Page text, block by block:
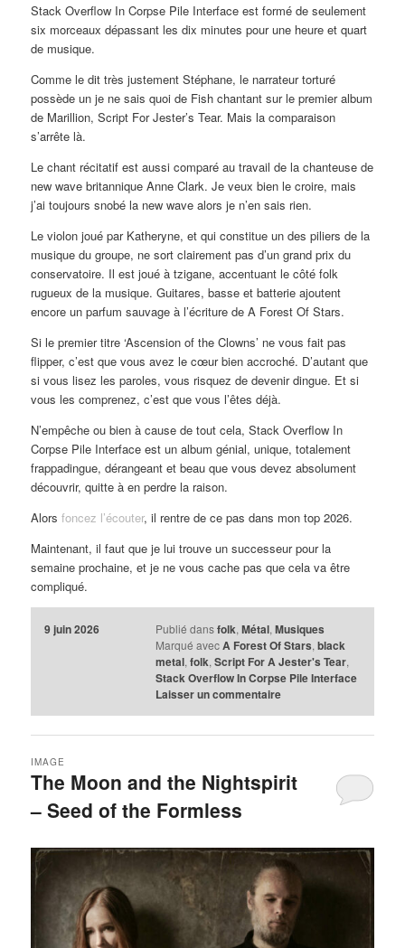
Stack Overflow In Corpse Pile Interface est formé de seulement
six morceaux dépassant les dix minutes pour une heure et quart
de musique.
Comme le dit très justement Stéphane, le narrateur torturé
possède un je ne sais quoi de Fish chantant sur le premier album
de Marillion, Script For Jester’s Tear. Mais la comparaison
s’arrête là.
Le chant récitatif est aussi comparé au travail de la chanteuse de
new wave britannique Anne Clark. Je veux bien le croire, mais
j’ai toujours snobé la new wave alors je n’en sais rien.
Le violon joué par Katheryne, et qui constitue un des piliers de la
musique du groupe, ne sort clairement pas d’un grand prix du
conservatoire. Il est joué à tzigane, accentuant le côté folk
rugueux de la musique. Guitares, basse et batterie ajoutent
encore un parfum sauvage à l’écriture de A Forest Of Stars.
Si le premier titre ‘Ascension of the Clowns’ ne vous fait pas
flipper, c’est que vous avez le cœur bien accroché. D’autant que
si vous lisez les paroles, vous risquez de devenir dingue. Et si
vous les comprenez, c’est que vous l’êtes déjà.
N’empêche ou bien à cause de tout cela, Stack Overflow In
Corpse Pile Interface est un album génial, unique, totalement
frappadingue, dérangeant et beau que vous devez absolument
découvrir, quitte à en perdre la raison.
Alorsfoncez l’écouter, il rentre de ce pas dans mon top 2026.
Maintenant, il faut que je lui trouve un successeur pour la
semaine prochaine, et je ne vous cache pas que cela va être
compliqué.
9 juin 2026 Publié dans folk, Métal, Musiques
Marqué avec A Forest Of Stars, black
metal, folk, Script For A Jester's Tear,
Stack Overflow In Corpse Pile Interface
Laisser un commentaire
The Moon and the Nightspirit
– Seed of the Formless
IMAGE